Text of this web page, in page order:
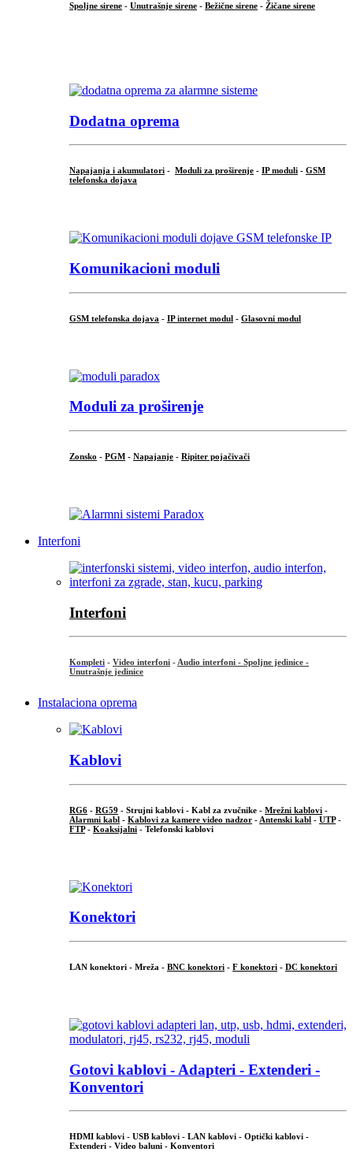
Spoljne sirene - Unutrašnje sirene - Bežične sirene - Žičane sirene
Dodatna oprema
Napajanja i akumulatori - Moduli za proširenje - IP moduli - GSM
telefonska dojava
Komunikacioni moduli
GSM telefonska dojava - IP internet modul - Glasovni modul
Moduli za proširenje
Zonsko - PGM - Napajanje - Ripiter pojačivači
Interfoni
Interfoni
Kompleti - Video interfoni - Audio interfoni - Spoljne jedinice -
Unutrašnje jedinice
Instalaciona oprema
Kablovi
RG6 - RG59 - Strujni kablovi - Kabl za zvučnike - Mrežni kablovi -
Alarmni kabl - Kablovi za kamere video nadzor - Antenski kabl - UTP-
FTP- Koaksijalni - Telefonski kablovi
Konektori
LAN konektori - Mreža - BNC konektori - F konektori - DC konektori
Gotovi kablovi - Adapteri - Extenderi -
Konventori
HDMI kablovi - USB kablovi - LAN kablovi - Optički kablovi -
Extenderi - Video baluni - Konventori